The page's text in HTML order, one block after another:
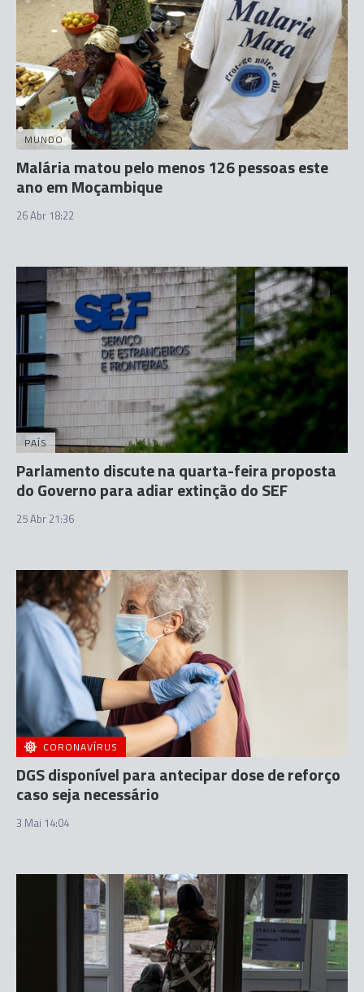
MUNDO
Malária matou pelo menos 126 pessoas este
ano em Moçambique
26 Abr 18:22
PAÍS
Parlamento discute na quarta-feira proposta
do Governo para adiar extinção do SEF
25 Abr 21:36
CORONAVÍRUS
DGS disponível para antecipar dose de reforço
caso seja necessário
3 Mai 14:04